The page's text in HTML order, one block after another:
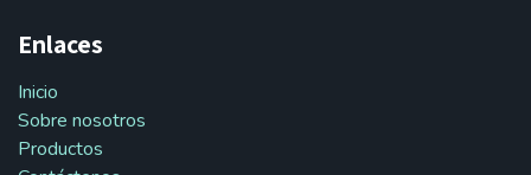
Enlaces
Inicio
Sobre nosotros
Productos